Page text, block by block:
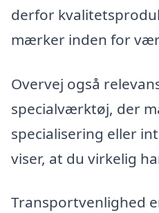
derfor
mærker inden for
Overvej også
specialværktøj, der
specialisering eller
viser, at du virkelig
Transportvenlighed